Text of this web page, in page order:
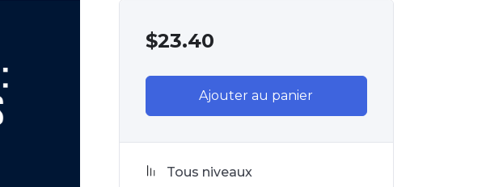
$23.40
Ajouter au panier
Tous niveaux